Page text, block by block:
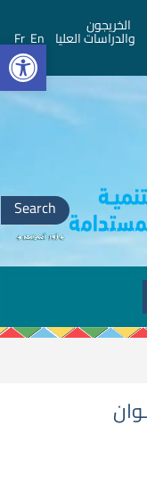
الخريجون
والدراسات العليا En
Fr
Search
for: